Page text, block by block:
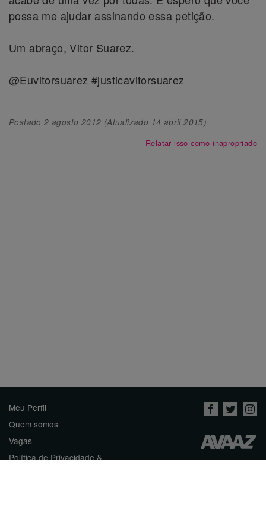
possa me ajudar assinando essa petição.
Um abraço, Vitor Suarez.
@Euvitorsuarez #justicavitorsuarez
Postado2 agosto 2012 (Atualizado 14 abril 2015)
Relatar isso como inapropriado
Meu Perfil
Quem somos
Vagas
Política de Privacidade &